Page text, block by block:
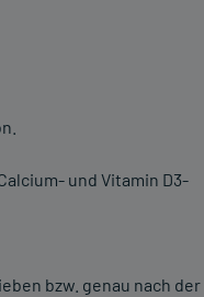
und Vitamin D3-
bzw. genau nach der